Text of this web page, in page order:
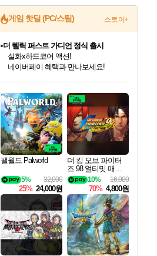
게임 핫딜 (PC/스팀) 스토어+
최대 90% 할인가를 만나보세요!
네이버혜택과 함께 만나보세요!
50%할인&추가 적립까지!
네이버 포인트 혜택까지!
이니&베니 혜택까지!
네이버 혜택가와 함께 예약하세요!
할인&네이버혜택으로 만나보세요!
더 렐릭 퍼스트 가디언 정식 출시
설화x하드코어 액션!
네이버페이 혜택과 만나보세요!
40주년 프로모션으로 만나보세요!
할인가에 만나보세요!
일부 에디션 상시 할인!
혜택으로 예약 판매 중
편안하게 충전하세요
팰월드 Palworld
32,000
5%
25% 24,000원
더 킹 오브 파이터
즈 98 얼티밋 매치
파이널 에디션 THE
KING OF FIGHTER
S 98 ULTIMATE MA
TCH FINAL EDITIO
N
16,000
10%
70% 4,800원